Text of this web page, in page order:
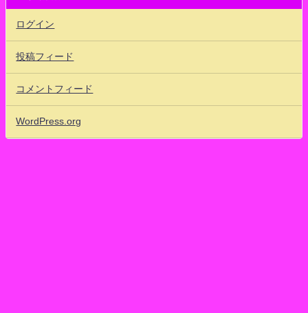
ログイン
投稿フィード
コメントフィード
WordPress.org